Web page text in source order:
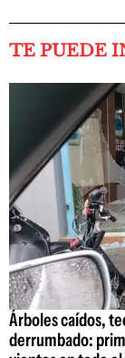
TE PUEDE
Árboles caídos,
derrumbado: